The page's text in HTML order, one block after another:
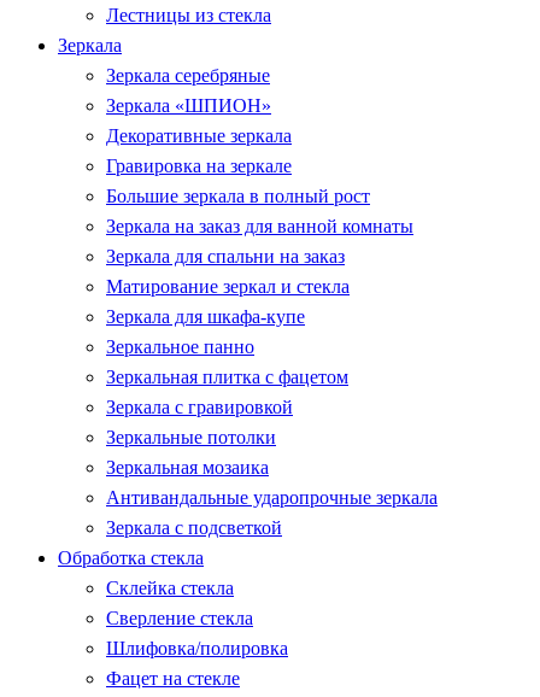
Лестницы из стекла
Зеркала
Зеркала серебряные
Зеркала «ШПИОН»
Декоративные зеркала
Гравировка на зеркале
Большие зеркала в полный рост
Зеркала на заказ для ванной комнаты
Зеркала для спальни на заказ
Матирование зеркал и стекла
Зеркала для шкафа-купе
Зеркальное панно
Зеркальная плитка с фацетом
Зеркала с гравировкой
Зеркальные потолки
Зеркальная мозаика
Антивандальные ударопрочные зеркала
Зеркала с подсветкой
Обработка стекла
Склейка стекла
Сверление стекла
Шлифовка/полировка
Фацет на стекле